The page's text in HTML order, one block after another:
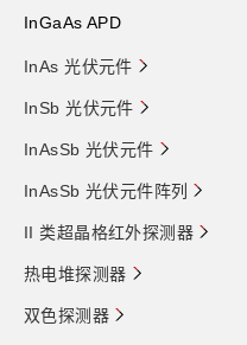
InGaAs APD
InAs 光伏元件
InSb 光伏元件
InAsSb 光伏元件
InAsSb 光伏元件阵列
II 类超晶格红外探测器
热电堆探测器
双色探测器